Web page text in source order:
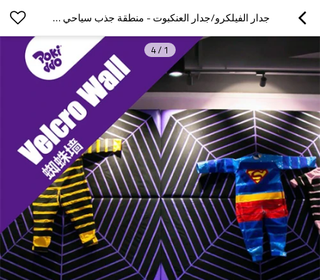
جدار الفيلكرو/جدار العنكبوت - منطقة جذب سياحي في حديقة الترامبولين الداخلية
1
/
4